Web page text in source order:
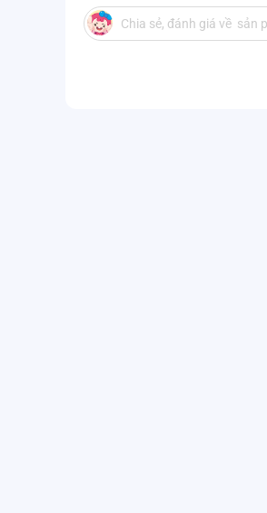
- Không cho sản phẩm vào
- Không sử dụng vật nhám